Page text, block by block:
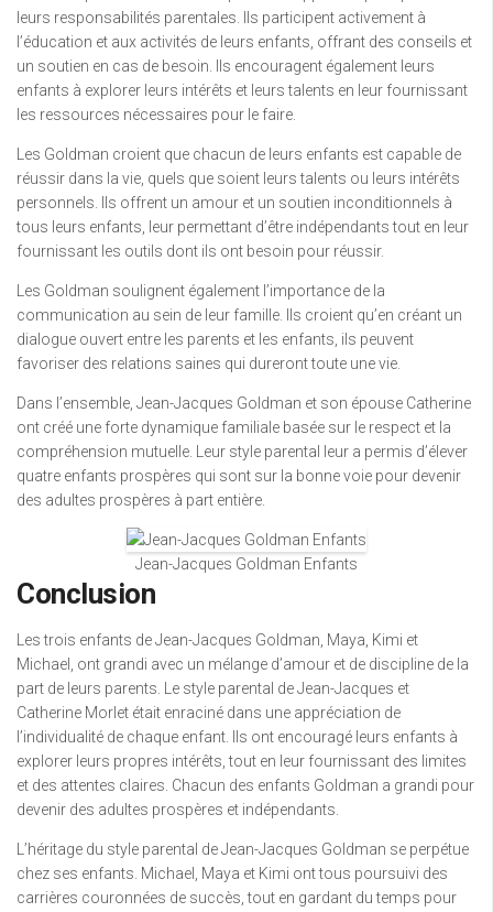
leurs responsabilités parentales. Ils participent activement à
l’éducation et aux activités de leurs enfants, offrant des conseils et
un soutien en cas de besoin. Ils encouragent également leurs
enfants à explorer leurs intérêts et leurs talents en leur fournissant
les ressources nécessaires pour le faire.
Les Goldman croient que chacun de leurs enfants est capable de
réussir dans la vie, quels que soient leurs talents ou leurs intérêts
personnels. Ils offrent un amour et un soutien inconditionnels à
tous leurs enfants, leur permettant d’être indépendants tout en leur
fournissant les outils dont ils ont besoin pour réussir.
Les Goldman soulignent également l’importance de la
communication au sein de leur famille. Ils croient qu’en créant un
dialogue ouvert entre les parents et les enfants, ils peuvent
favoriser des relations saines qui dureront toute une vie.
Dans l’ensemble, Jean-Jacques Goldman et son épouse Catherine
ont créé une forte dynamique familiale basée sur le respect et la
compréhension mutuelle. Leur style parental leur a permis d’élever
quatre enfants prospères qui sont sur la bonne voie pour devenir
des adultes prospères à part entière.
Jean-Jacques Goldman Enfants
Conclusion
Les trois enfants de Jean-Jacques Goldman, Maya, Kimi et
Michael, ont grandi avec un mélange d’amour et de discipline de la
part de leurs parents. Le style parental de Jean-Jacques et
Catherine Morlet était enraciné dans une appréciation de
l’individualité de chaque enfant. Ils ont encouragé leurs enfants à
explorer leurs propres intérêts, tout en leur fournissant des limites
et des attentes claires. Chacun des enfants Goldman a grandi pour
devenir des adultes prospères et indépendants.
L’héritage du style parental de Jean-Jacques Goldman se perpétue
chez ses enfants. Michael, Maya et Kimi ont tous poursuivi des
carrières couronnées de succès, tout en gardant du temps pour